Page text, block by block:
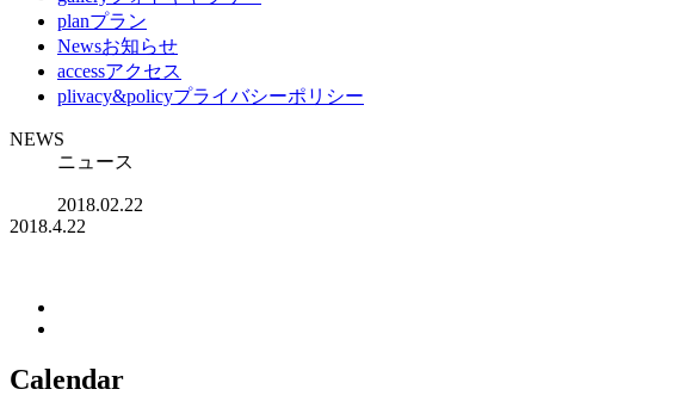
planプラン
Newsお知らせ
accessアクセス
plivacy&policyプライバシーポリシー
NEWS
ニュース
2018.02.22
2018.4.22
Calendar